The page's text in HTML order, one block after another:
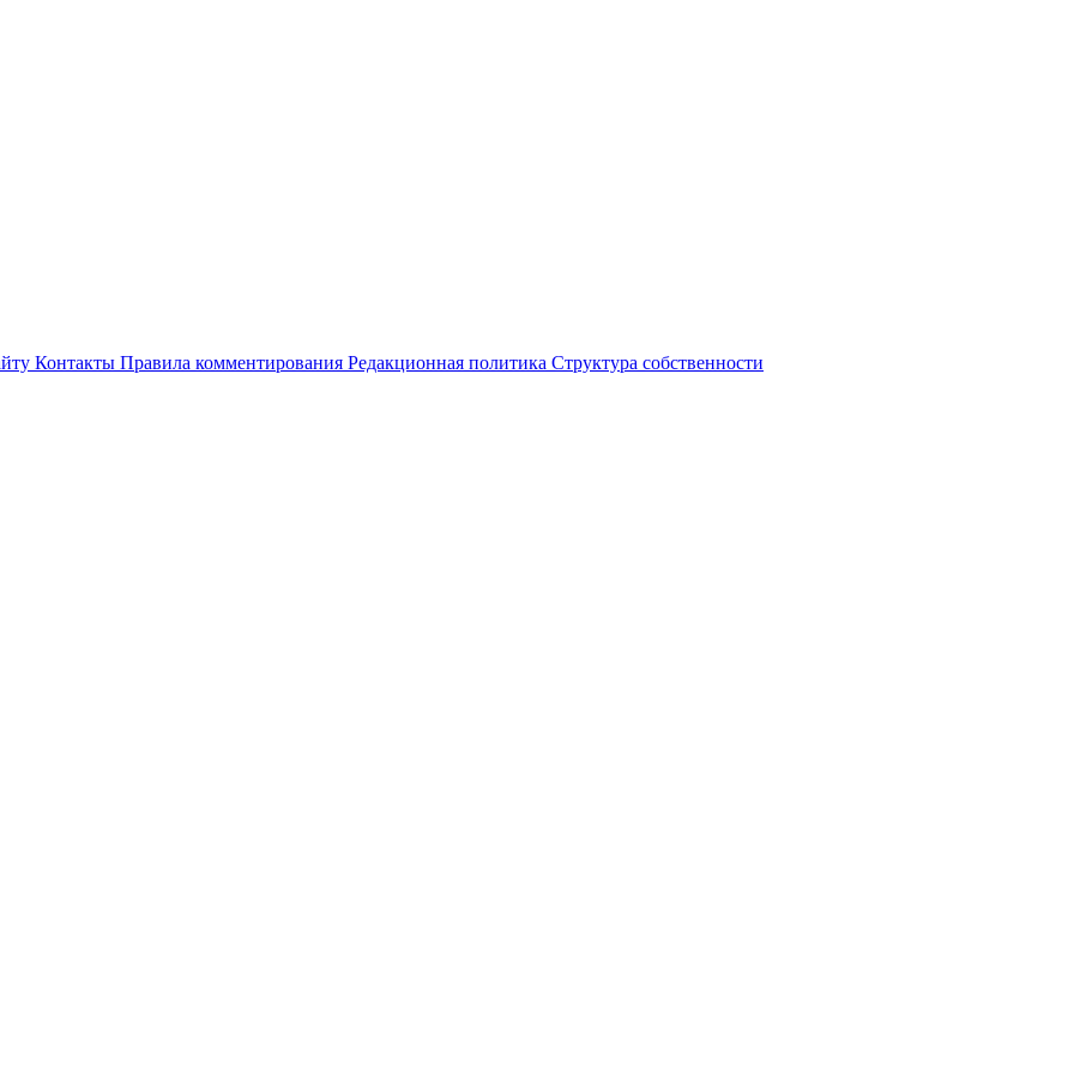
Контакты Правила комментирования Редакционная политика Структура собственности